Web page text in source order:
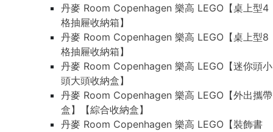
丹麥 Room Copenhagen 樂高 LEGO【桌上型4
格抽屜收納箱】
丹麥 Room Copenhagen 樂高 LEGO【桌上型8
格抽屜收納箱】
丹麥 Room Copenhagen 樂高 LEGO【迷你頭小
頭大頭收納盒】
丹麥 Room Copenhagen 樂高 LEGO【外出攜帶
盒】【綜合收納盒】
丹麥 Room Copenhagen 樂高 LEGO【裝飾書